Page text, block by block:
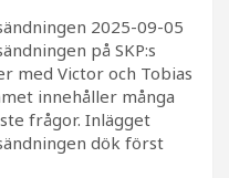
2025-09-05
på SKP:s
med Victor och Tobias
innehåller många
frågor. Inlägget
dök först